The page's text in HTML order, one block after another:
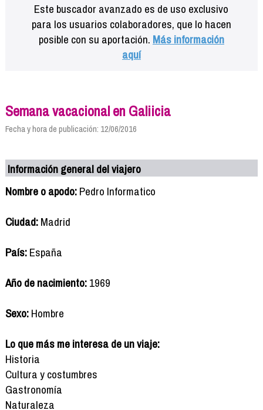
Este buscador avanzado es de uso exclusivo
para los usuarios colaboradores, que lo hacen
posible con su aportación. Más información
aquí
Semana vacacional en Galiicia
Fecha y hora de publicación: 12/06/2016
Información general del viajero
Nombre o apodo:Pedro Informatico
Ciudad:Madrid
País:España
Año de nacimiento:1969
Sexo:Hombre
Lo que más me interesa de un viaje:
Historia
Cultura y costumbres
Gastronomía
Naturaleza